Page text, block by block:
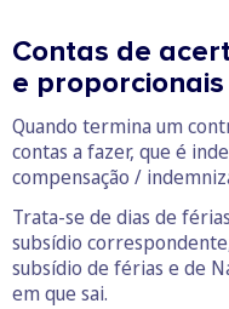
Contas de
e proporcionais
Quando termina um
contas a fazer, que é
compensação /
Trata-se de dias de
subsídio
subsídio de férias e de
em que sai.